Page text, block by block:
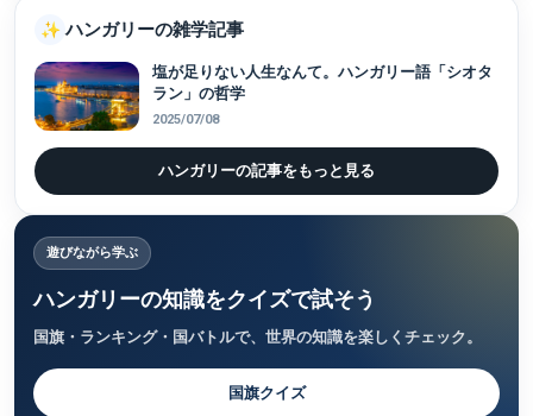
✨ ハンガリーの雑学記事
塩が足りない人生なんて。ハンガリー語「シオタ
ラン」の哲学
2025/07/08
ハンガリーの記事をもっと見る
遊びながら学ぶ
ハンガリーの知識をクイズで試そう
国旗・ランキング・国バトルで、世界の知識を楽しくチェック。
国旗クイズ